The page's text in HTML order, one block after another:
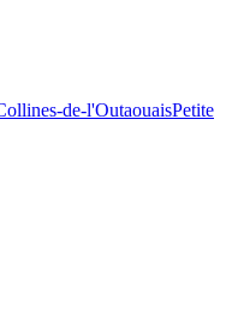
de-l'OutaouaisPetite